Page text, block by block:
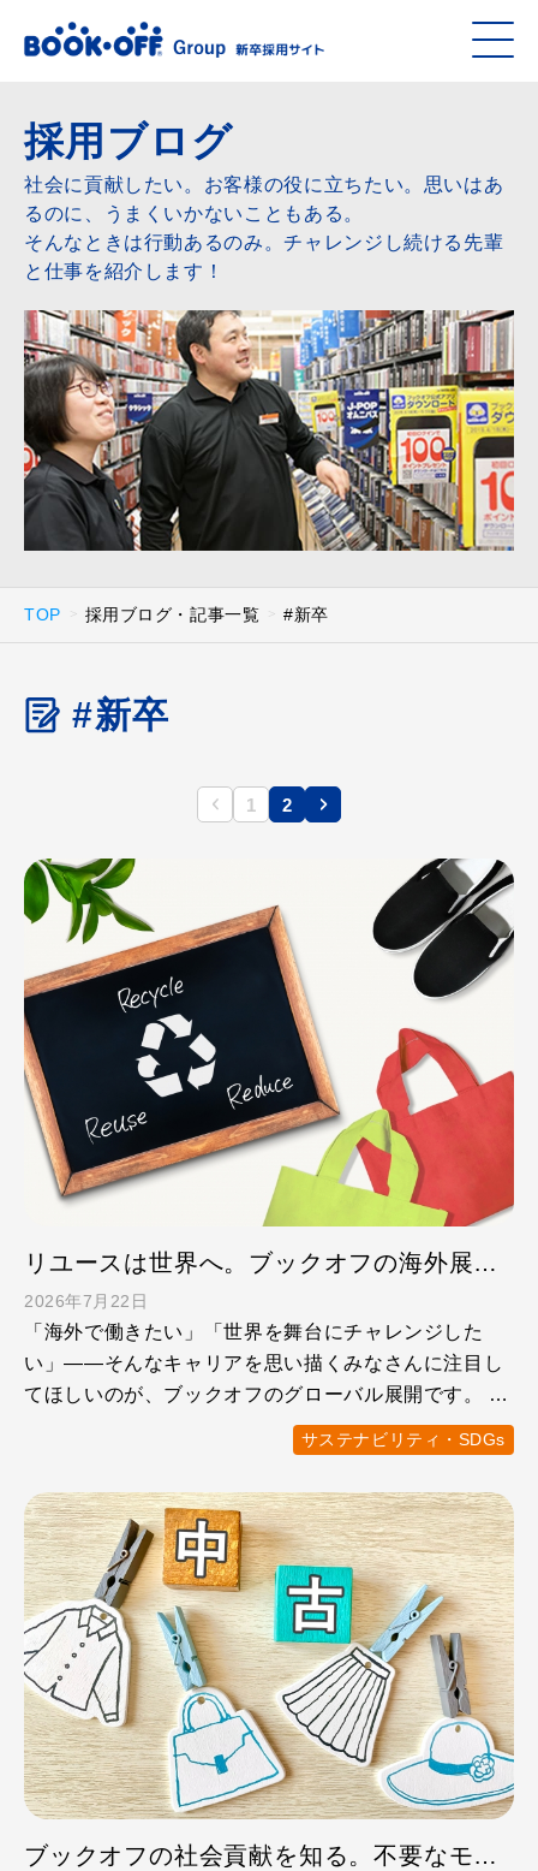
採用ブログ
社会に貢献したい。お客様の役に立ちたい。思いはあ
るのに、うまくいかないこともある。
そんなときは行動あるのみ。チャレンジし続ける先輩
と仕事を紹介します！
TOP 採用ブログ・記事一覧 #新卒
#新卒
1 2
リユースは世界へ。ブックオフの海外展開のこれから
2026年7月22日
「海外で働きたい」「世界を舞台にチャレンジした
い」——そんなキャリアを思い描くみなさんに注目し
てほしいのが、ブックオフのグローバル展開です。 世
サステナビリティ・SDGs
ブックオフの社会貢献を知る。不要なモノが支援につながるリユースの仕事